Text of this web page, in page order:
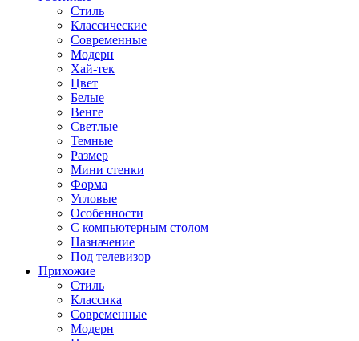
Стиль
Классические
Современные
Модерн
Хай-тек
Цвет
Белые
Венге
Светлые
Темные
Размер
Мини стенки
Форма
Угловые
Особенности
С компьютерным столом
Назначение
Под телевизор
Прихожие
Стиль
Классика
Современные
Модерн